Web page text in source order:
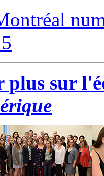
plus sur